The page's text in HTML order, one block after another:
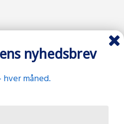
nyhedsbrev
hver måned.